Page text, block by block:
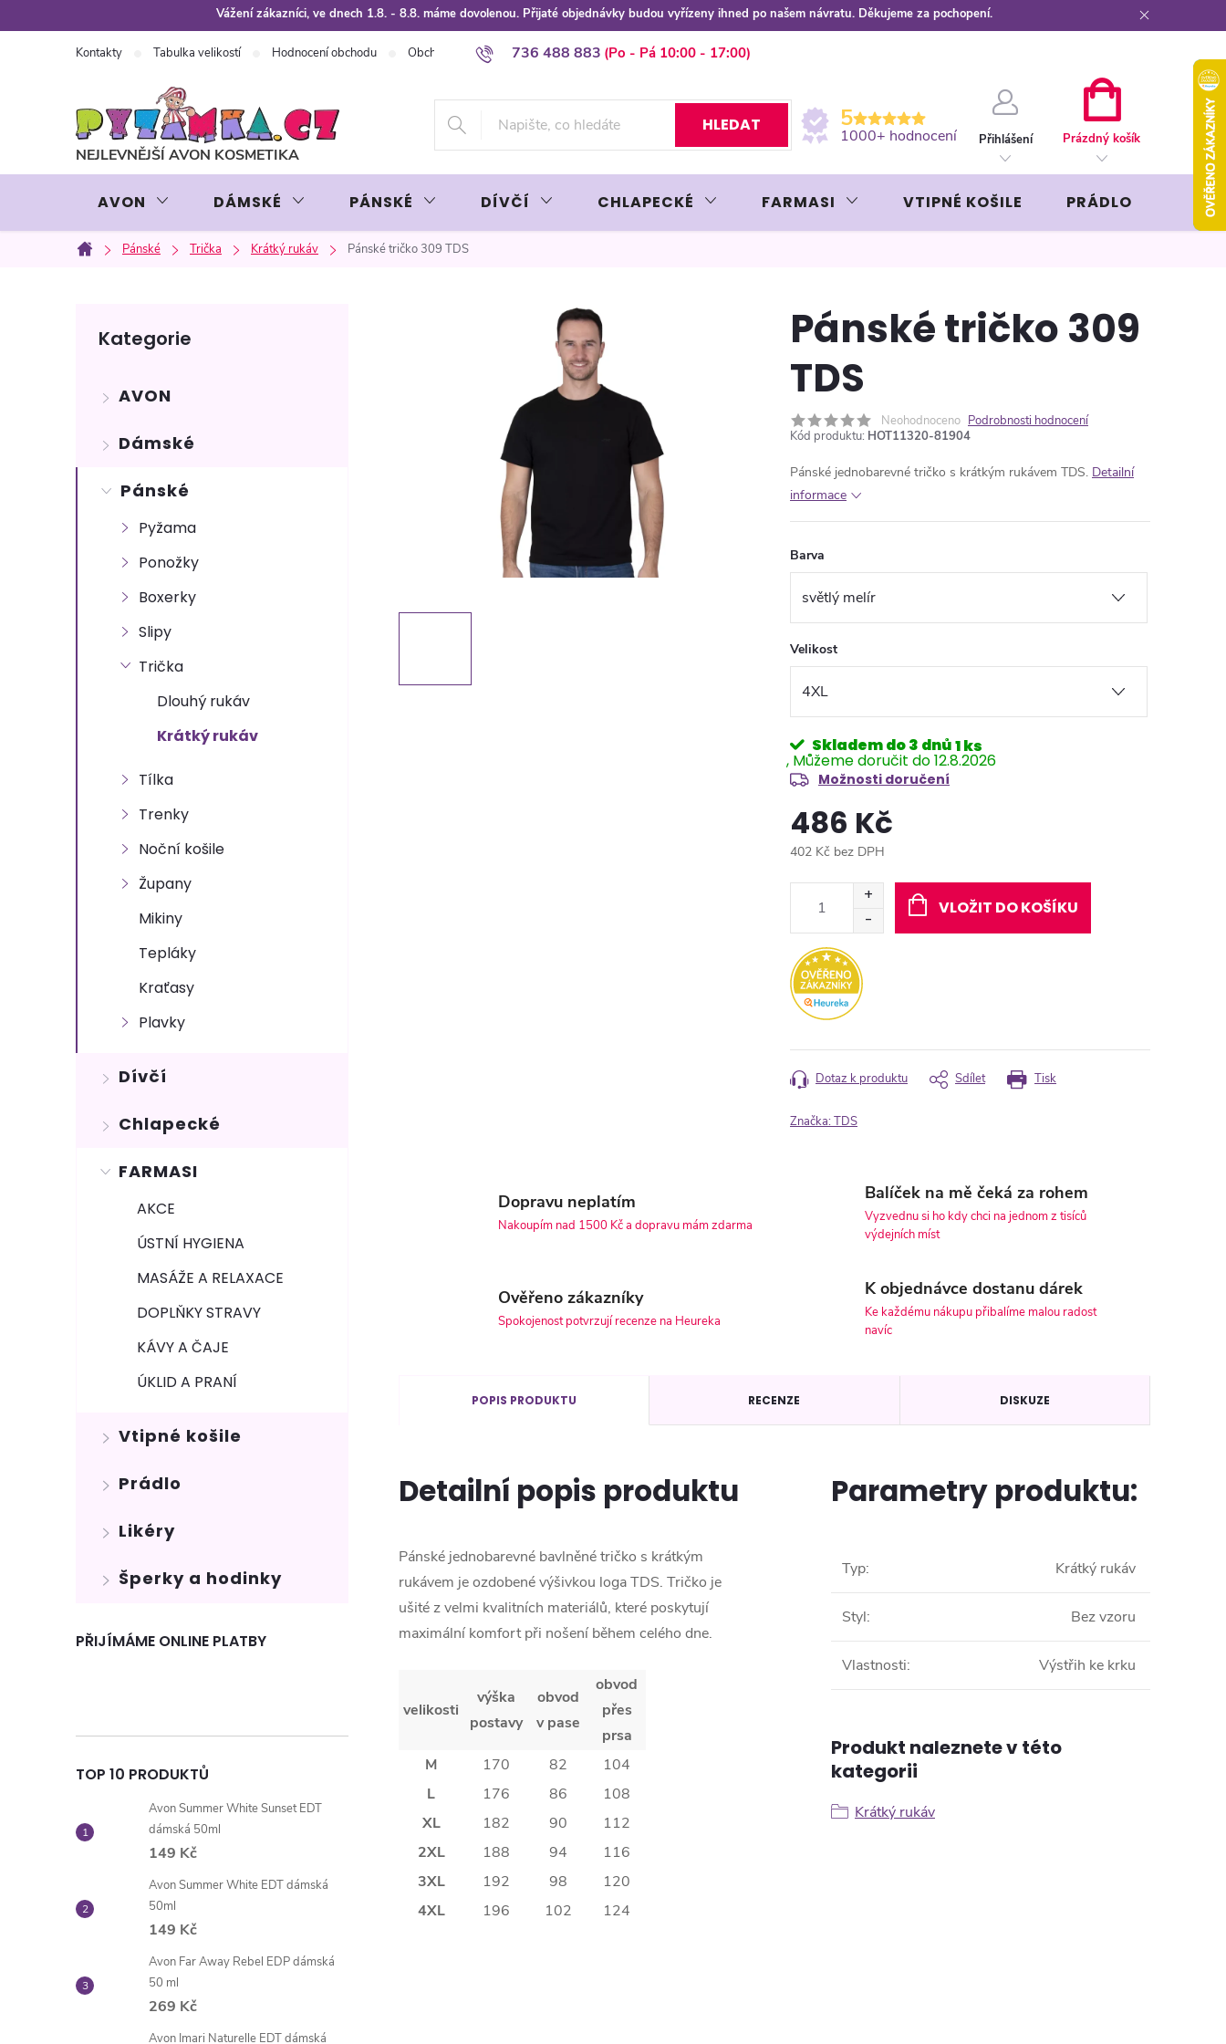
na
Vážení zákazníci, ve dnech 1.8. - 8.8. máme dovolenou. Přijaté objednávky budou vyřízeny ihned po našem návratu. Děkujeme za pochopení.
736 488 883
Kontakty Tabulka velikostí Hodnocení obchodu Obchodní podmínky Podmínky ochrany osobních údajů
HLEDAT 5
1000+ hodnocení Přihlášení
KOŠÍK
Prázdný košík
AVON DÁMSKÉ PÁNSKÉ DÍVČÍ CHLAPECKÉ FARMASI VTIPNÉ KOŠILE PRÁDLO
Domů
Pánské Trička Krátký rukáv Pánské tričko 309 TDS
t
kategorie
Kategorie
AVON
Dámské
Pánské
Pyžama
Ponožky
Boxerky
Slipy
Trička
Dlouhý rukáv
Krátký rukáv
Tílka
Trenky
Noční košile
Župany
Mikiny
Tepláky
Kraťasy
Plavky
Dívčí
Chlapecké
FARMASI
AKCE
ÚSTNÍ HYGIENA
MASÁŽE A RELAXACE
DOPLŇKY STRAVY
KÁVY A ČAJE
ÚKLID A PRANÍ
Vtipné košile
Prádlo
Likéry
Šperky a hodinky
PŘIJÍMÁME ONLINE PLATBY
TOP 10 PRODUKTŮ
Avon Summer White Sunset EDT
dámská 50ml
149 Kč
Avon Summer White EDT dámská
50ml
149 Kč
Avon Far Away Rebel EDP dámská
50 ml
269 Kč
Avon Imari Naturelle EDT dámská
Pánské tričko 309
TDS
Neohodnoceno Podrobnosti hodnocení
Kód produktu: HOT11320-81904
Pánské jednobarevné tričko s krátkým rukávem TDS. Detailní
informace
Barva
Velikost
Skladem do 3 dnů1 ks
12.8.2026
Možnosti doručení
486 Kč
402 Kč bez DPH
VLOŽIT DO KOŠÍKU
Tisk
Dotaz k produktu Sdílet
Značka:TDS
Dopravu neplatím
Nakoupím nad 1500 Kč a dopravu mám zdarma
Balíček na mě čeká za rohem
Vyzvednu si ho kdy chci na jednom z tisíců
výdejních míst
Ověřeno zákazníky
Spokojenost potvrzují recenze na Heureka
K objednávce dostanu dárek
Ke každému nákupu přibalíme malou radost
navíc
POPIS PRODUKTU RECENZE DISKUZE
Detailní popis produktu
Pánské jednobarevné bavlněné tričko s krátkým
rukávem je ozdobené výšivkou loga TDS. Tričko je
ušité z velmi kvalitních materiálů, které poskytují
maximální komfort při nošení během celého dne.
velikosti
výška
postavy
obvod
v pase
obvod
přes
prsa
M
170 82
104
L
176 86
108
XL
182 90
112
2XL
188 94
116
3XL
192 98
120
4XL
196 102 124
Parametry produktu:
Typ: Krátký rukáv
Styl: Bez vzoru
Vlastnosti: Výstřih ke krku
Produkt naleznete v této
kategorii
Krátký rukáv